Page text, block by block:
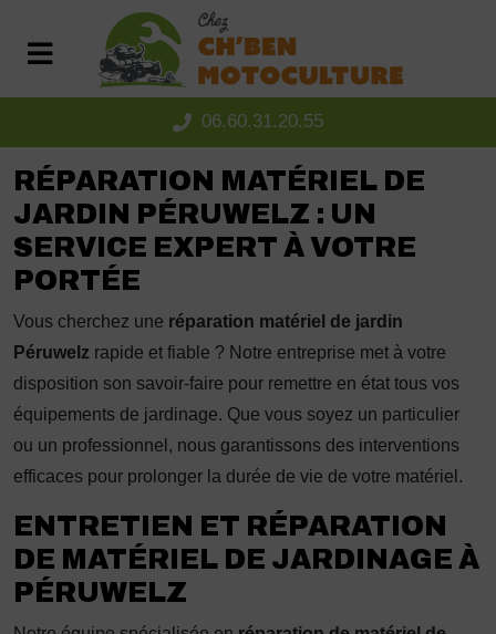
06.60.31.20.55
RÉPARATION MATÉRIEL DE
JARDIN PÉRUWELZ : UN
SERVICE EXPERT À VOTRE
PORTÉE
Vous cherchez une réparation matériel de jardin
Péruwelz rapide et fiable ? Notre entreprise met à votre
disposition son savoir-faire pour remettre en état tous vos
équipements de jardinage. Que vous soyez un particulier
ou un professionnel, nous garantissons des interventions
efficaces pour prolonger la durée de vie de votre matériel.
ENTRETIEN ET RÉPARATION
DE MATÉRIEL DE JARDINAGE À
PÉRUWELZ
Panneau de gestion des cookies